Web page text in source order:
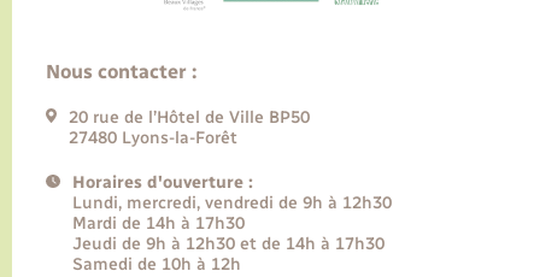
Nous contacter :
20 rue de l’Hôtel de Ville BP50
27480 Lyons-la-Forêt
Horaires d'ouverture :
Lundi, mercredi, vendredi de 9h à 12h30
Mardi de 14h à 17h30
Jeudi de 9h à 12h30 et de 14h à 17h30
Samedi de 10h à 12h